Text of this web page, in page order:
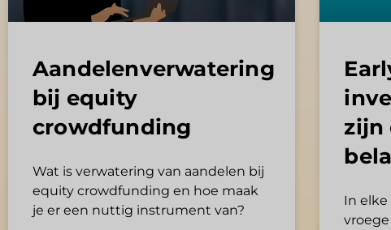
Aandelenverwatering
bij equity
crowdfunding
Wat is verwatering van aandelen bij
equity crowdfunding en hoe maak
je er een nuttig instrument van?
zijn
In